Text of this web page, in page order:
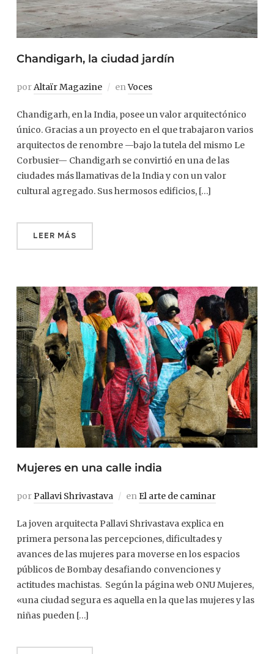
Chandigarh, la ciudad jardín
porAltaïr Magazine enVoces
Chandigarh, en la India, posee un valor arquitectónico
único. Gracias a un proyecto en el que trabajaron varios
arquitectos de renombre —bajo la tutela del mismo Le
Corbusier— Chandigarh se convirtió en una de las
ciudades más llamativas de la India y con un valor
cultural agregado. Sus hermosos edificios, […]
LEER MÁS
Mujeres en una calle india
porPallavi Shrivastava en El arte de caminar
La joven arquitecta Pallavi Shrivastava explica en
primera persona las percepciones, dificultades y
avances de las mujeres para moverse en los espacios
públicos de Bombay desafiando convenciones y
actitudes machistas. Según la página web ONU Mujeres,
«una ciudad segura es aquella en la que las mujeres y las
niñas pueden […]